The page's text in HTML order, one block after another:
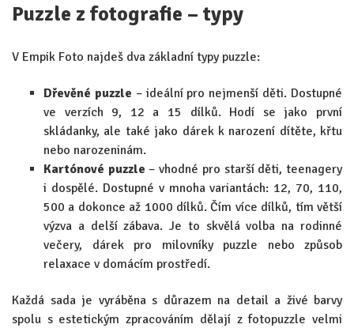
Puzzle z fotografie – typy
V Empik Foto najdeš dva základní typy puzzle:
Dřevěné puzzle – ideální pro nejmenší děti. Dostupné
ve verzích 9, 12 a 15 dílků. Hodí se jako první
skládanky, ale také jako dárek k narození dítěte, křtu
nebo narozeninám.
Kartónové puzzle – vhodné pro starší děti, teenagery
i dospělé. Dostupné v mnoha variantách: 12, 70, 110,
500 a dokonce až 1000 dílků. Čím více dílků, tím větší
výzva a delší zábava. Je to skvělá volba na rodinné
večery, dárek pro milovníky puzzle nebo způsob
relaxace v domácím prostředí.
Každá sada je vyráběna s důrazem na detail a živé barvy
spolu s estetickým zpracováním dělají z fotopuzzle velmi